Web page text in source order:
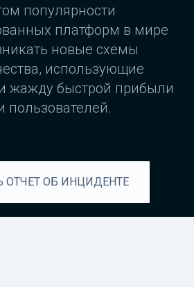
популярности
платформ в мире
новые схемы
использующие
жажду быстрой прибыли
пользователей.
ОТЧЕТ ОБ ИНЦИДЕНТЕ